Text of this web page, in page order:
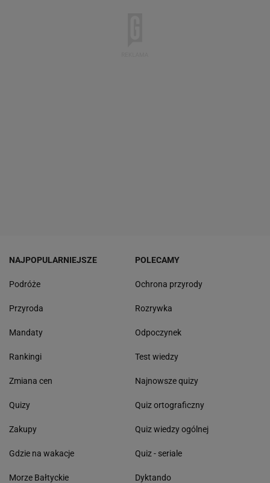
NAJPOPULARNIEJSZE
Podróże
Przyroda
Mandaty
Rankingi
Zmiana cen
Quizy
Zakupy
Gdzie na wakacje
Morze Bałtyckie
POLECAMY
Ochrona przyrody
Rozrywka
Odpoczynek
Test wiedzy
Najnowsze quizy
Quiz ortograficzny
Quiz wiedzy ogólnej
Quiz - seriale
Dyktando